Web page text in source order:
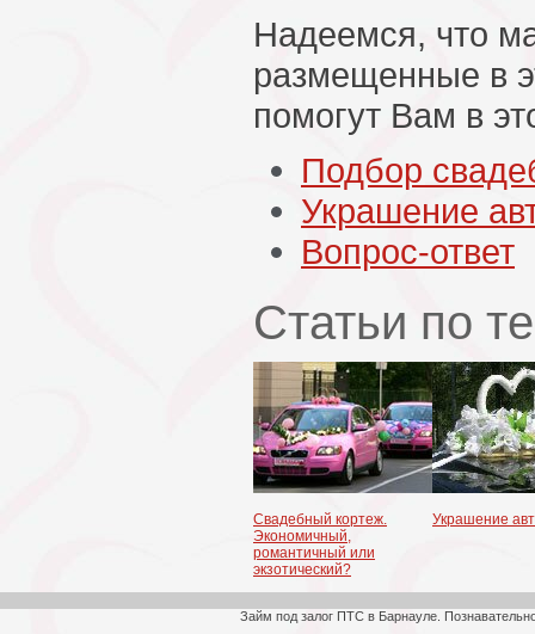
Надеемся, что
размещенные в
помогут Вам в
Подбор
Украшение
Вопрос-ответ
Статьи по
Свадебный кортеж.
Экономичный,
романтичный или
экзотический?
Украшение
Займ под залог ПТС в Барнауле.